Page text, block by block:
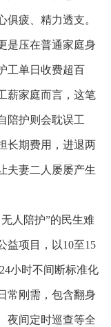
疲、精力透支。
压在普通家庭身
工单日收费超百
薪家庭而言，这笔
陪护则会耽误工
长期费用，进退两
夫妻二人屡屡产生
人陪护”的民生难
益项目，以10至15
小时不间断标准化
常刚需，包含翻身
夜间定时巡查等全